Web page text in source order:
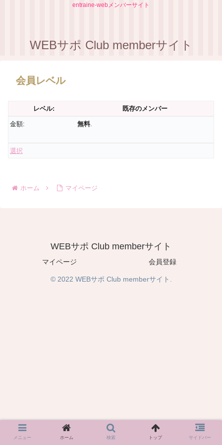
entraine-webメンバーサイト
WEBサポ Club memberサイト
会員レベル
既存のメンバー
無料.
選択
ホーム マイページ
WEBサポ Club memberサイト
マイページ 会員登録
© 2022 WEBサポ Club memberサイト.
メニュー ホーム 検索 トップ サイドバー